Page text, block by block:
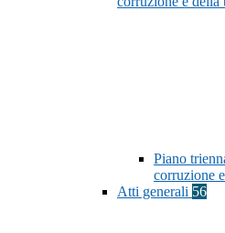
Piano
corruzione
Atti generali 56